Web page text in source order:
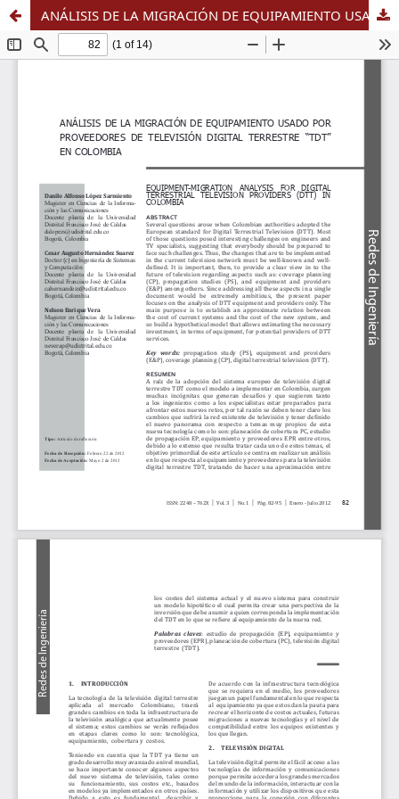
ANÁLISIS DE LA MIGRACIÓN DE EQUIPAMIENTO USADO POR PROVEEDORES DE TELEVISIÓN DIGITAL TERRESTRE “TDT” EN COLOMBIA